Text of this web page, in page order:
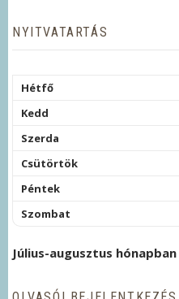
NYITVATARTÁS
Hétfő
Kedd
Szerda
Csütörtök
Péntek
Szombat
Július-augusztus